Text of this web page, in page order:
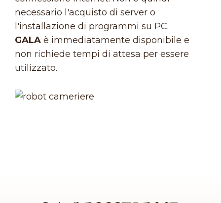
necessario l'acquisto di server o
l'installazione di programmi su PC.
GALA è immediatamente disponibile e
non richiede tempi di attesa per essere
utilizzato.